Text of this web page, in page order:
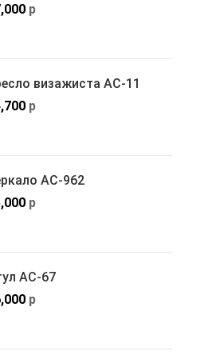
р
визажиста АС-11
р
АС-962
р
АС-67
р